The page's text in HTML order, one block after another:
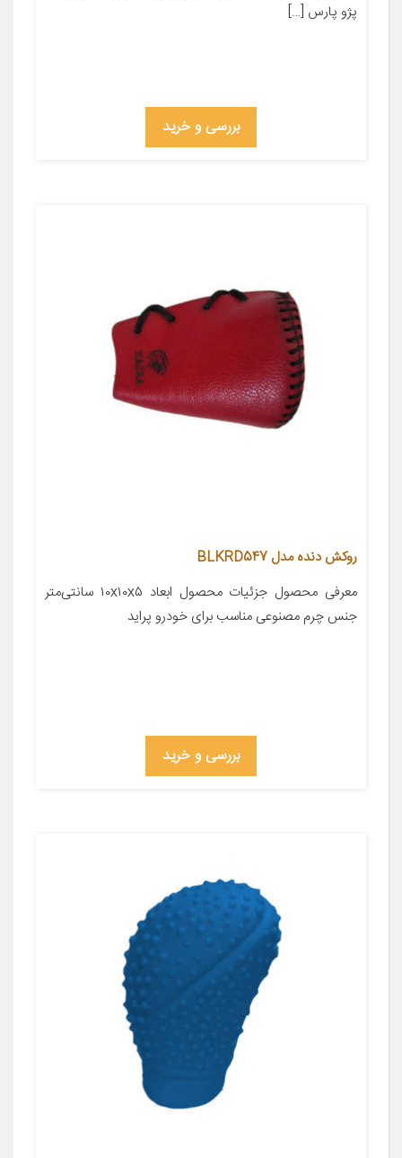
پژو پارس […]
بررسی و خرید
روکش دنده مدل BLKRD547
معرفی محصول جزئیات محصول ابعاد ۱۰x۱۰x۵ سانتی‌متر
جنس چرم مصنوعی مناسب برای خودرو پراید
بررسی و خرید